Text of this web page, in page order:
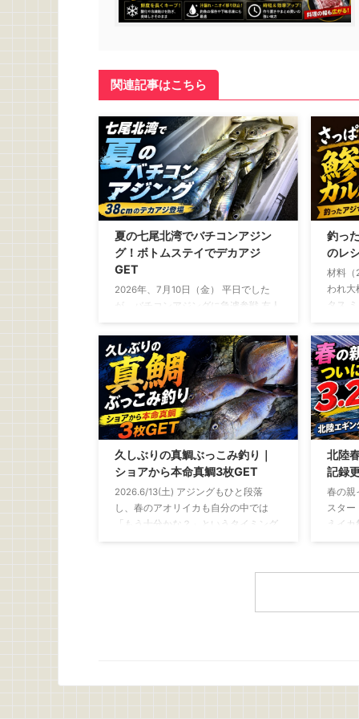
関連記事はこちら
夏の七尾北湾でバチコンアジン
グ！ボトムステイでデカアジ
GET
2026年、7月10日（金） 平日でした
が、バチコンアジングに急遽参戦 友人
ど前 「平日やけど、バチコン行くけ
～」 断る理由は微塵もありません。
バチコンアジングとは？ バチコンアジ
ングとは、バーチカルコンタクトアジ
ングの略 決して、 「アジがバチバ
チ、コンコンと当たる釣り」 という意
味ではないです 船から仕掛けを縦方向
に落とし、深い場所にいるアジを狙う
釣り 初夏になって水温が上昇すると、
くなってきます この時期に岸から釣れ
やすいのは、豆 ...
釣っ
のレ
材料（
われ大
タス
ょうゆ
こし
量 釣
ったま
のを使
付け
い骨を
べや
ーレタ
久しぶりの真鯛ぶっこみ釣り｜
ショアから本命真鯛3枚GET
2026.6/13(土) アジングもひと段落
し、春のアオリイカも自分の中では
「もう十分かな？」というタイミング
もらって年に1、2回ほどバチコンを楽
釣りにはぶっこみ釣りの面白さがあり
北陸
記録
春の親
スター
えイ